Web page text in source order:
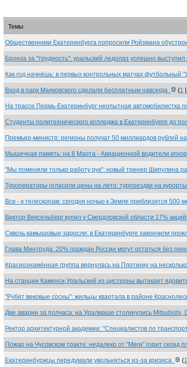
Темы
Общественники Екатеринбурга попросили Ройзмана
Бронза за "трудность": уральский ледолаз успешно
Как год начнёшь: в первых контрольных матчах футбольный
Вход в парк Маяковского сделали бесплатным навсегда (1
На трассе Пермь-Екатеринбург неопытная автомобилистка
Студенты политехнического колледжа в Екатеринбурге до
Премьер-министр: регионы получат 50 миллиардов рублей
Мышечная память: на 8 Марта - Авиационной водители
"Мы поменяли только работу рук": новый тренер Шипулина
Туроператоры огласили цены на лето: турпоездки на
Все - к телескопам: сегодня ночью к Земле приблизится 500-
Виктор Вексельберг купил у Свердловской области 17%
Сквозь камышовые заросли: в Екатеринбурге закончили
Глава Минтруда: 20% граждан России могут остаться без
Краснознамённая группа вернулась на Плотинку на
На станции Каменск-Уральский из цистерны вытекает
"Рубят вековые сосны": жильцы квартала в районе
Две аварии за полчаса: на Уралмаше столкнулись Mitsubishi,
Ректор архитектурной академии: "Специалистов по
Пожар на Чусовском тракте: недалеко от "Меги" горит склад
Екатеринбуржцы передумали увольняться из-за кризиса (1